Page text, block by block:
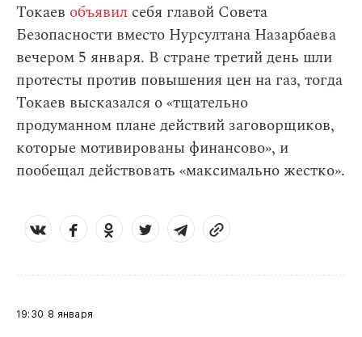
Токаев объявил себя главой Совета
Безопасности вместо Нурсултана Назарбаева
вечером 5 января. В стране третий день шли
протесты против повышения цен на газ, тогда
Токаев высказался о «тщательно
продуманном плане действий заговорщиков,
которые мотивированы финансово», и
пообещал действовать «максимально жестко».
19:30 8 января